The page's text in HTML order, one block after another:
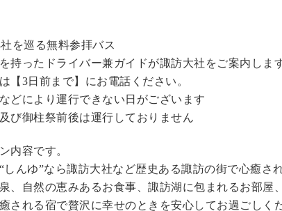
を巡る無料参拝バス
持ったドライバー兼ガイドが諏訪大社をご案内します
【3日前まで】にお電話ください。
どにより運行できない日がございます
び御柱祭前後は運行しておりません
内容です。
しんゆ”なら諏訪大社など歴史ある諏訪の街で心癒さ
、自然の恵みあるお食事、諏訪湖に包まれるお部屋
される宿で贅沢に幸せのときを安心してお過ごしく